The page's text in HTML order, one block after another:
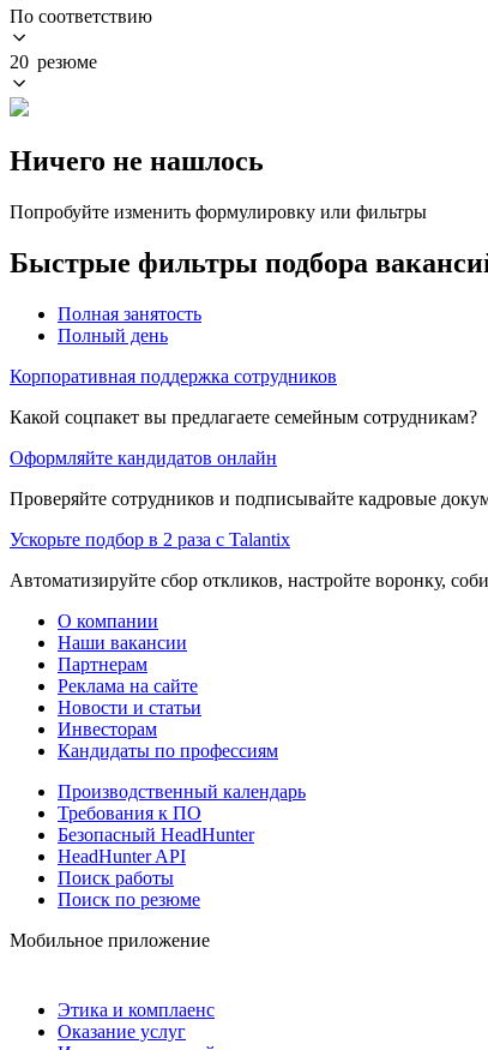
По соответствию
20 резюме
Ничего не нашлось
Попробуйте изменить формулировку или фильтры
Быстрые фильтры подбора
Полная занятость
Полный день
Корпоративная поддержка сотрудников
Какой соцпакет вы предлагаете семейным сотрудникам?
Оформляйте кандидатов онлайн
Проверяйте сотрудников и подписывайте кадровые
Ускорьте подбор в 2 раза с Talantix
Автоматизируйте сбор откликов, настройте воронку,
О компании
Наши вакансии
Партнерам
Реклама на сайте
Новости и статьи
Инвесторам
Кандидаты по профессиям
Производственный календарь
Требования к ПО
Безопасный HeadHunter
HeadHunter API
Поиск работы
Поиск по резюме
Мобильное приложение
Этика и комплаенс
Оказание услуг